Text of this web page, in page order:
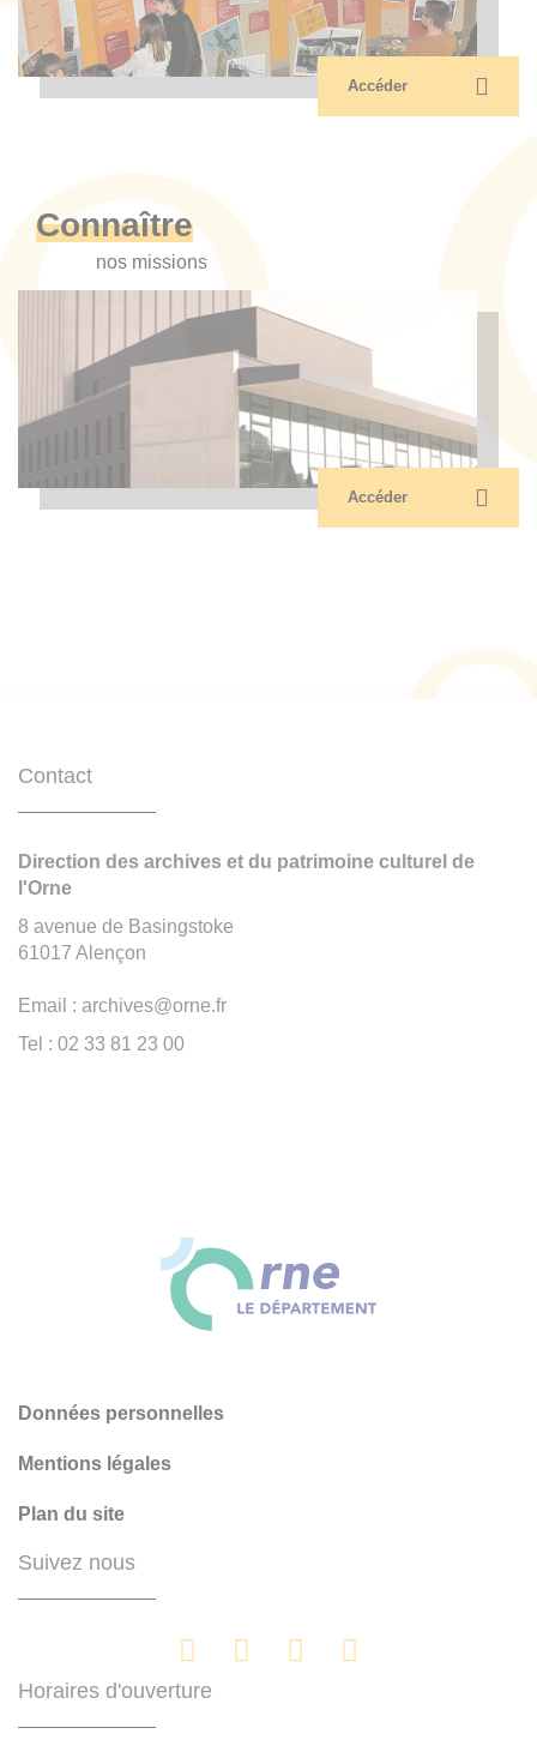
Accéder
Connaître
nos missions
Accéder
Contact
Direction des archives et du patrimoine culturel de
l'Orne
8 avenue de Basingstoke
61017 Alençon
Email : archives@orne.fr
Tel : 02 33 81 23 00
Données personnelles
Mentions légales
Plan du site
Suivez nous
Horaires d'ouverture